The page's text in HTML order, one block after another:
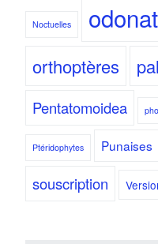
Noctuelles
orthoptères
Pentatomoidea
Ptéridophytes Punaises
souscription